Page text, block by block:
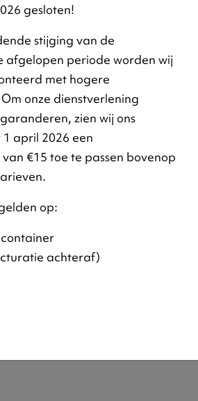
Wij kunnen ook
voorzien we van
Neem contact met
gesloten!
stijging van de
afgelopen periode worden wij
met hogere
onze dienstverlening
zien wij ons
april 2026 een
€15 toe te passen bovenop
op:
achteraf)